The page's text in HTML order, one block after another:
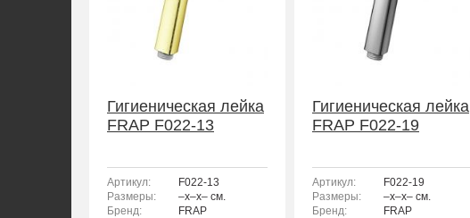
Гигиеническая лейка
FRAP F022-13
Артикул:
F022-13
Размеры:
–x–x– см.
Бренд:
FRAP
Гигиеническая лейка
FRAP F022-19
Артикул:
F022-19
Размеры:
–x–x– см.
Бренд:
FRAP